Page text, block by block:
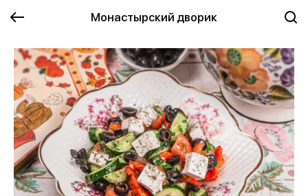
Монастырский дворик